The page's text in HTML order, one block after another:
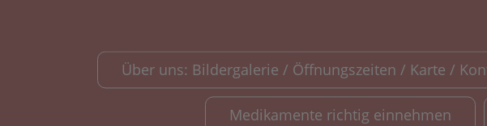
Über uns: Bildergalerie / Öffnungszeiten / Karte /
Medikamente richtig einnehmen